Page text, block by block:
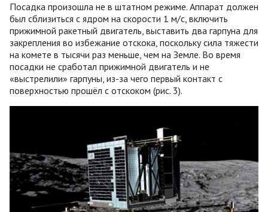
Посадка произошла не в штатном режиме. Аппарат должен
был сблизиться с ядром на скорости 1 м/с, включить
прижимной ракетный двигатель, выставить два гарпуна для
закрепления во избежание отскока, поскольку сила тяжести
на комете в тысячи раз меньше, чем на Земле. Во время
посадки не сработал прижимной двигатель и не
«выстрелили» гарпуны, из-за чего первый контакт с
поверхностью прошёл с отскоком (рис. 3).